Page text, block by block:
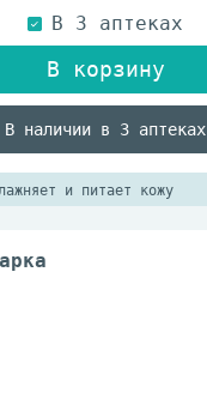
В наличии в 3 аптеках
и питает кожу